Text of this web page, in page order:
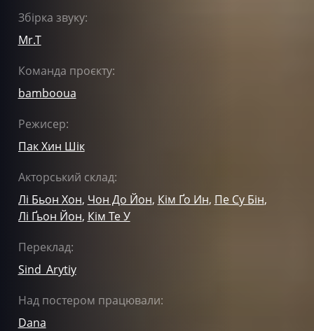
Збірка звуку:
Mr.T
Команда проєкту:
bambooua
Режисер:
Пак Хин Шік
Акторський склад:
Лі Бьон Хон, Чон До Йон, Кім Ґо Ин, Пе Су Бін,
Лі Ґьон Йон, Кім Те У
Переклад:
Sind_Arytiy
Над постером працювали:
Dana